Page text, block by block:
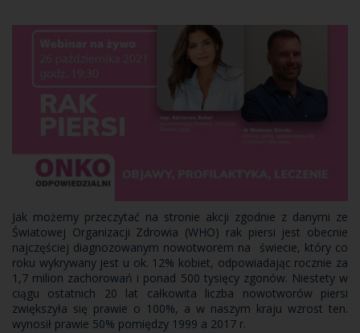
Jak możemy przeczytać na stronie akcji zgodnie z danymi ze
Światowej Organizacji Zdrowia (WHO) rak piersi jest obecnie
najczęściej diagnozowanym nowotworem na świecie, który co
roku wykrywany jest u ok. 12% kobiet, odpowiadając rocznie za
1,7 milion zachorowań i ponad 500 tysięcy zgonów. Niestety w
ciągu ostatnich 20 lat całkowita liczba nowotworów piersi
zwiększyła się prawie o 100%, a w naszym kraju wzrost ten.
wynosił prawie 50% pomiędzy 1999 a 2017 r.